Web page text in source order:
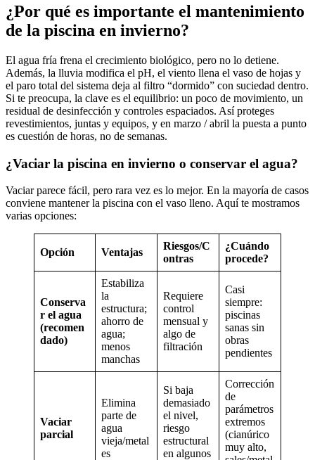
¿Por qué es importante el mantenimiento
de la piscina en invierno?
El agua fría frena el crecimiento biológico, pero no lo detiene.
Además, la lluvia modifica el pH, el viento llena el vaso de hojas y
el paro total del sistema deja al filtro “dormido” con suciedad dentro.
Si te preocupa, la clave es el equilibrio: un poco de movimiento, un
residual de desinfección y controles espaciados. Así proteges
revestimientos, juntas y equipos, y en marzo / abril la puesta a punto
es cuestión de horas, no de semanas.
¿Vaciar la piscina en invierno o conservar el agua?
Vaciar parece fácil, pero rara vez es lo mejor. En la mayoría de casos
conviene mantener la piscina con el vaso lleno. Aquí te mostramos
varias opciones:
Opción Ventajas
Riesgos/C
ontras
¿Cuándo
procede?
Conserva
r el agua
(recomen
dado)
Estabiliza
la
estructura;
ahorro de
agua;
menos
manchas
Requiere
control
mensual y
algo de
filtración
Casi
siempre:
piscinas
sanas sin
obras
pendientes
Vaciar
parcial
Elimina
parte de
agua
vieja/metal
es
Si baja
demasiado
el nivel,
riesgo
estructural
en algunos
Corrección
de
parámetros
extremos
(cianúrico
muy alto,